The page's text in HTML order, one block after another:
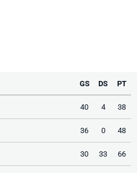
GS DS PT
40 4 38
36 0 48
30 33 66